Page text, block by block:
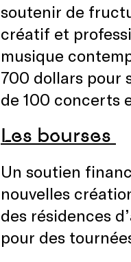
soutenir de
créatif et
musique
700 dollars pour
de 100 concerts
Les bourses
Un soutien
nouvelles
des résidences
pour des